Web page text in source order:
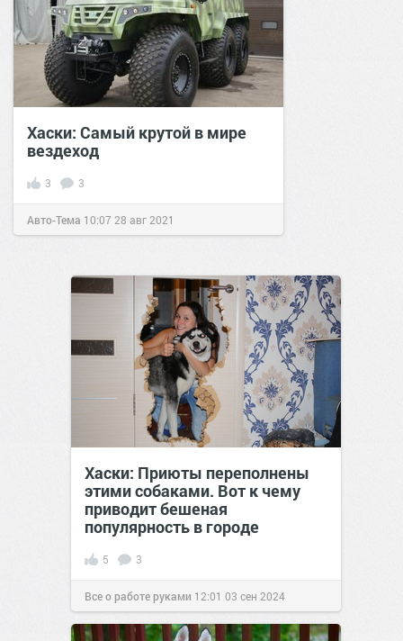
Хаски: Самый крутой в мире
вездеход
3 3
Авто-Тема 10:07 28 авг 2021
Хаски: Приюты переполнены
этими собаками. Вот к чему
приводит бешеная
популярность в городе
5 3
Все о работе руками 12:01 03 сен 2024